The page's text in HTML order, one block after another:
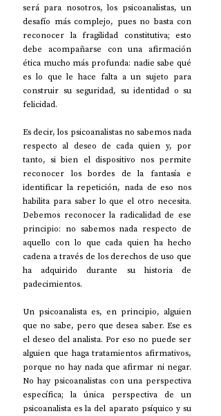
será para nosotros, los psicoanalistas, un
desafío más complejo, pues no basta con
reconocer la fragilidad constitutiva; esto
debe acompañarse con una afirmación
ética mucho más profunda: nadie sabe qué
es lo que le hace falta a un sujeto para
construir su seguridad, su identidad o su
felicidad.
Es decir, los psicoanalistas no sabemos nada
respecto al deseo de cada quien y, por
tanto, si bien el dispositivo nos permite
reconocer los bordes de la fantasía e
identificar la repetición, nada de eso nos
habilita para saber lo que el otro necesita.
Debemos reconocer la radicalidad de ese
principio: no sabemos nada respecto de
aquello con lo que cada quien ha hecho
cadena a través de los derechos de uso que
ha adquirido durante su historia de
padecimientos.
Un psicoanalista es, en principio, alguien
que no sabe, pero que desea saber. Ese es
el deseo del analista. Por eso no puede ser
alguien que haga tratamientos afirmativos,
porque no hay nada que afirmar ni negar.
No hay psicoanalistas con una perspectiva
específica; la única perspectiva de un
psicoanalista es la del aparato psíquico y su